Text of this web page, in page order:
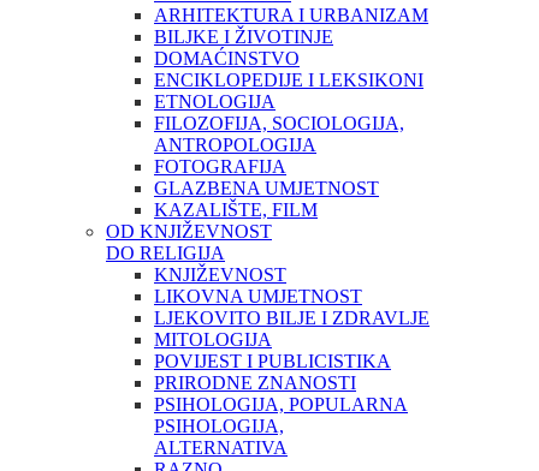
ARHITEKTURA I URBANIZAM
BILJKE I ŽIVOTINJE
DOMAĆINSTVO
ENCIKLOPEDIJE I LEKSIKONI
ETNOLOGIJA
FILOZOFIJA, SOCIOLOGIJA,
ANTROPOLOGIJA
FOTOGRAFIJA
GLAZBENA UMJETNOST
KAZALIŠTE, FILM
OD KNJIŽEVNOST
DO RELIGIJA
KNJIŽEVNOST
LIKOVNA UMJETNOST
LJEKOVITO BILJE I ZDRAVLJE
MITOLOGIJA
POVIJEST I PUBLICISTIKA
PRIRODNE ZNANOSTI
PSIHOLOGIJA, POPULARNA
PSIHOLOGIJA,
ALTERNATIVA